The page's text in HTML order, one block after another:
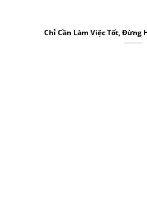
Chỉ Cần Làm Việc Tốt, Đừng